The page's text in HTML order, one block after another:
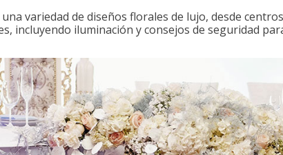
variedad de diseños florales de lujo, desde
incluyendo iluminación y consejos de seguridad